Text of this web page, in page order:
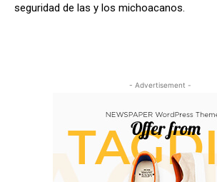
seguridad de las y los michoacanos.
- Advertisement -